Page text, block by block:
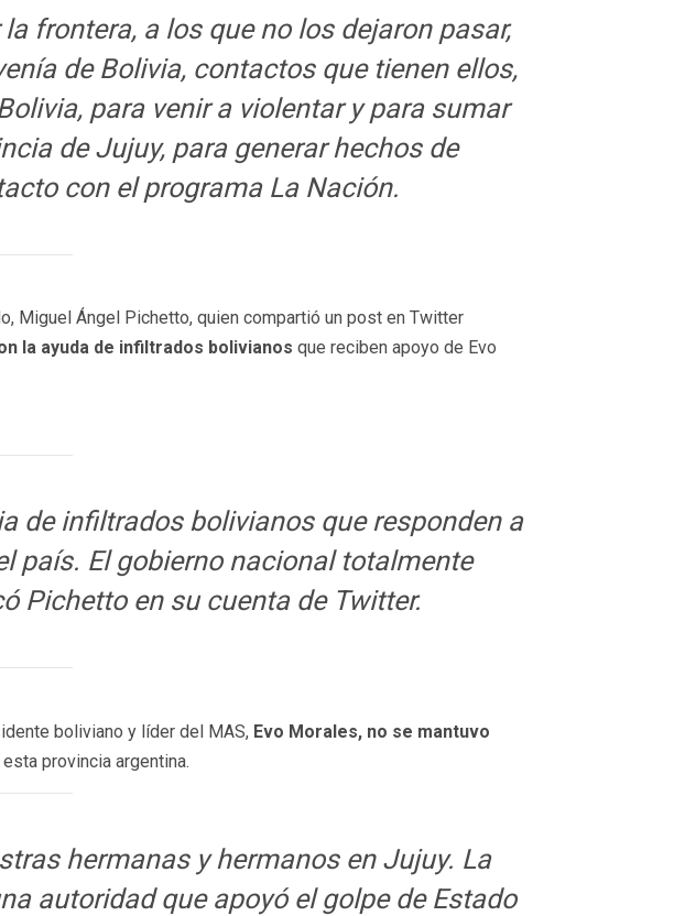
frontera, a los que no los dejaron pasar,
de Bolivia, contactos que tienen ellos,
para venir a violentar y para sumar
de Jujuy, para generar hechos de
con el programa La Nación.
Miguel Ángel Pichetto, quien compartió un post en Twitter
la ayuda de infiltrados bolivianos que reciben apoyo de Evo
de infiltrados bolivianos que responden a
país. El gobierno nacional totalmente
Pichetto en su cuenta de Twitter.
boliviano y líder del MAS, Evo Morales, no se mantuvo
provincia argentina.
hermanas y hermanos en Jujuy. La
autoridad que apoyó el golpe de Estado